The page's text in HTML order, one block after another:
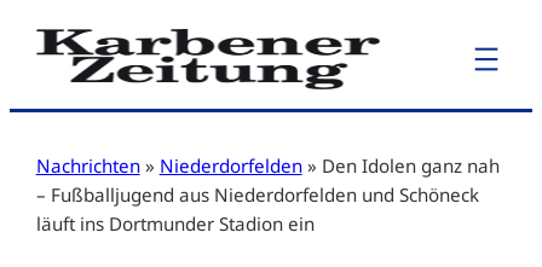
Zum
Inhalt
Nachrichten » Niederdorfelden » Den Idolen ganz nah
– Fußballjugend aus Niederdorfelden und Schöneck
läuft ins Dortmunder Stadion ein